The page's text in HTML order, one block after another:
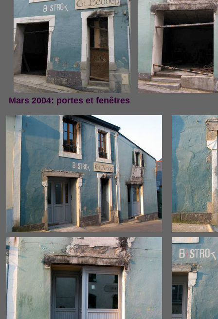
Mars 2004: portes et fenêtres